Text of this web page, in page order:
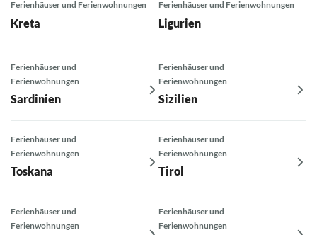
Ferienhäuser und Ferienwohnungen
Kreta
Ferienhäuser und Ferienwohnungen
Ligurien
Ferienhäuser und
Ferienwohnungen
Sardinien
Ferienhäuser und
Ferienwohnungen
Sizilien
Ferienhäuser und
Ferienwohnungen
Toskana
Ferienhäuser und
Ferienwohnungen
Tirol
Ferienhäuser und
Ferienwohnungen
Ferienhäuser und
Ferienwohnungen